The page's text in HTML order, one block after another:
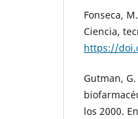
Fonseca,
Ciencia,
https://
Gutman,
los 2000.